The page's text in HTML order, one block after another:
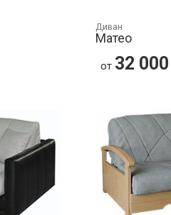
Диван
Матео
от 32 000